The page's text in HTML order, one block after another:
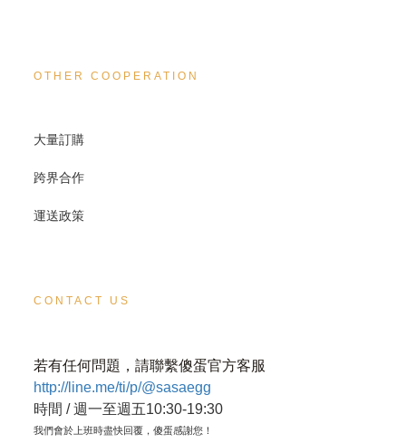
OTHER COOPERATION
大量訂購
跨界合作
運送政策
CONTACT US
若有任何問題，請聯繫傻蛋官方客服
http://line.me/ti/p/@sasaegg
時間 / 週一至週五10:30-19:30
我們會於上班時盡快回覆，傻蛋感謝您！